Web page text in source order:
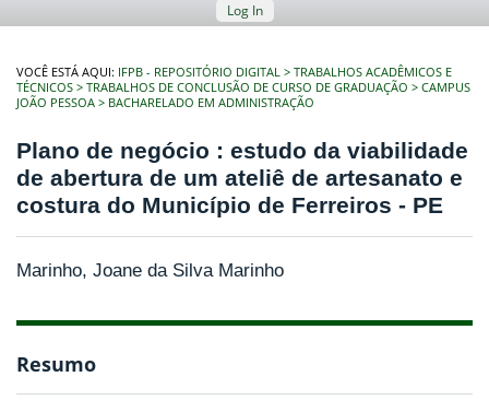
Log In
VOCÊ ESTÁ AQUI: IFPB - REPOSITÓRIO DIGITAL
TRABALHOS ACADÊMICOS E
TÉCNICOS
TRABALHOS DE CONCLUSÃO DE CURSO DE GRADUAÇÃO
CAMPUS
JOÃO PESSOA
BACHARELADO EM ADMINISTRAÇÃO
Plano de negócio : estudo da viabilidade
de abertura de um ateliê de artesanato e
costura do Município de Ferreiros - PE
Marinho, Joane da Silva Marinho
Resumo